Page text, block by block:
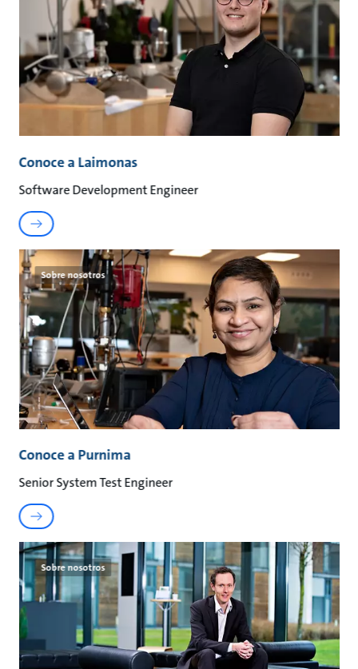
Conoce a Laimonas
Software Development Engineer
Sobre nosotros
Conoce a Purnima
Senior System Test Engineer
Sobre nosotros